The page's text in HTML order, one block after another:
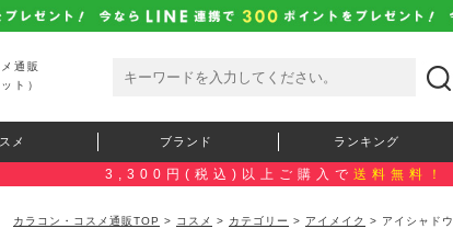
通販
ト）
メ ブランド ランキング
3,300円(税込)以上ご購入で 送料無料！
カラコン・コスメ通販TOP > コスメ > カテゴリー > アイメイク > アイシャドウ